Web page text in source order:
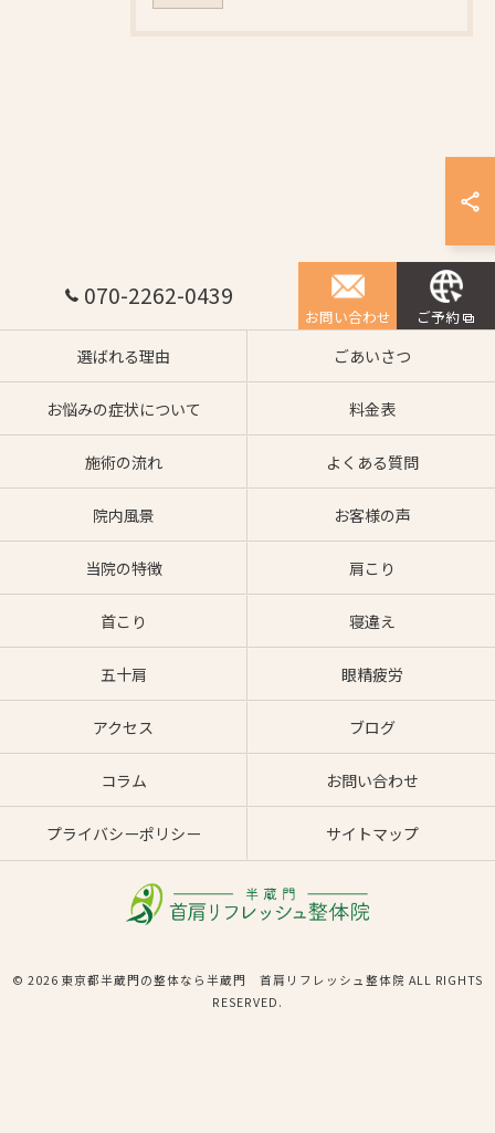
070-2262-0439
お問い合わせ ご予約
選ばれる理由 ごあいさつ
お悩みの症状について 料金表
施術の流れ よくある質問
院内風景 お客様の声
当院の特徴 肩こり
首こり 寝違え
五十肩 眼精疲労
アクセス ブログ
コラム お問い合わせ
プライバシーポリシー サイトマップ
© 2026 東京都半蔵門の整体なら半蔵門 首肩リフレッシュ整体院 ALL RIGHTS
RESERVED.